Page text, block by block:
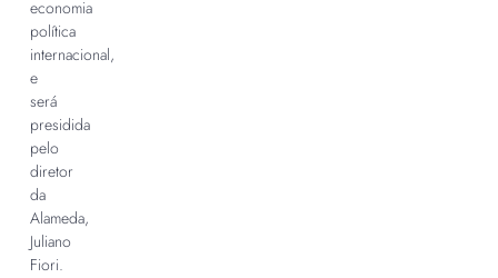
economia
política
internacional,
e
será
presidida
pelo
diretor
da
Alameda,
Juliano
Fiori.